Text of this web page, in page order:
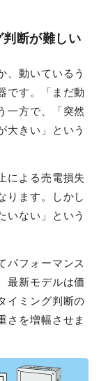
判断が難しい
、動いているう
です。「まだ動
一方で、「突然
大きい」という
による売電損失
ります。しかし
いない」という
パフォーマンス
最新モデルは価
イミング判断の
さを増幅させま